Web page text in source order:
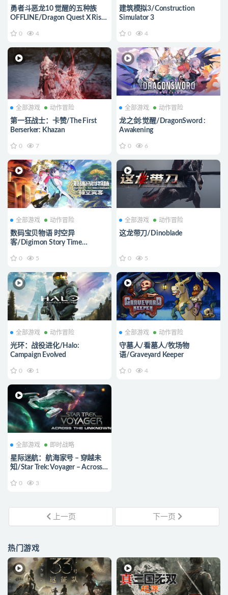
勇者斗恶龙10 觉醒的五种族
OFFLINE/Dragon Quest X Rise
0 4
建筑模拟3/Construction
Simulator 3
0 4
全部游戏 动作冒险
第一狂战士：卡赞/The First
Berserker: Khazan
0 7
全部游戏 动作冒险
龙之剑:觉醒/DragonSword :
Awakening
0 6
全部游戏 动作冒险
数码宝贝物语 时空异
客/Digimon Story Time
0 5
全部游戏 动作冒险
这龙带刀/Dinoblade
0 5
全部游戏 动作冒险
光环：战役进化/Halo:
Campaign Evolved
0 1
全部游戏 动作冒险
守墓人/看墓人/牧场物
语/Graveyard Keeper
0 4
全部游戏 即时战略
星际迷航：航海家号 – 穿越未
知/Star Trek: Voyager – Across
0 3
上一页 下一页
热门游戏